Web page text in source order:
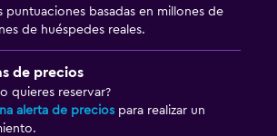
puntuaciones basadas en millones de
de huéspedes reales.
de precios
quieres reservar?
alerta de precios para realizar un